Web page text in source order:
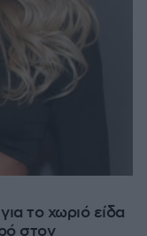
το χωριό είδα
στον